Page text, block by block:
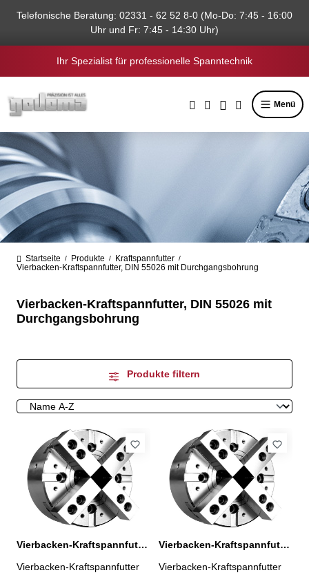
springen
Telefonische Beratung: 02331 - 62 52 8-0 (Mo-Do: 7:45 - 16:00
Uhr und Fr: 7:45 - 14:30 Uhr)
Ihr Spezialist für professionelle Spanntechnik
Menü
Startseite / Produkte / Kraftspannfutter /
Vierbacken-Kraftspannfutter, DIN 55026 mit Durchgangsbohrung
Vierbacken-Kraftspannfutter, DIN 55026 mit
Durchgangsbohrung
Produkte filtern
Vierbacken-Kraftspannfutter NIT-206A5 Ø 169 mm
Vierbacken-Kraftspannfutter
Vierbacken-Kraftspannfutter NIT-208A5 Ø 210 mm
Vierbacken-Kraftspannfutter